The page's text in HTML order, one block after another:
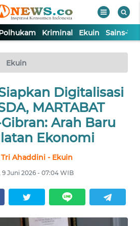
Kriminal Ekuin Sains-
Ekuin
Digitalisasi
MARTABAT
Arah Baru
Ekonomi
Tri Ahaddini - Ekuin
9 Juni 2026 - 07:04 WIB